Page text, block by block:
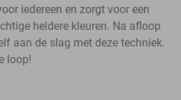
iedereen en zorgt voor een
heldere kleuren. Na afloop
aan de slag met deze techniek.
loop!